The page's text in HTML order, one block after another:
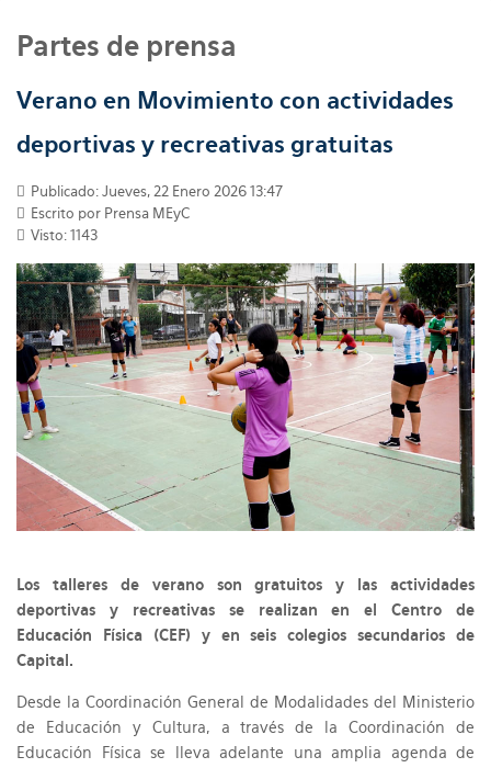
Partes de prensa
Verano en Movimiento con actividades
deportivas y recreativas gratuitas
Publicado: Jueves, 22 Enero 2026 13:47
Escrito por Prensa MEyC
Visto: 1143
Los talleres de verano son gratuitos y las actividades
deportivas y recreativas se realizan en el Centro de
Educación Física (CEF) y en seis colegios secundarios de
Capital.
Desde la Coordinación General de Modalidades del Ministerio
de Educación y Cultura, a través de la Coordinación de
Educación Física se lleva adelante una amplia agenda de